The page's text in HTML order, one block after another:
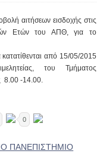
αιτήσεων εισδοχής στις
Ετών του ΑΠΘ, για το
κατατίθενται από 15/05/2015
του Τμήματος
8.00 -14.00.
0
ΠΑΝΕΠΙΣΤΗΜΙΟ